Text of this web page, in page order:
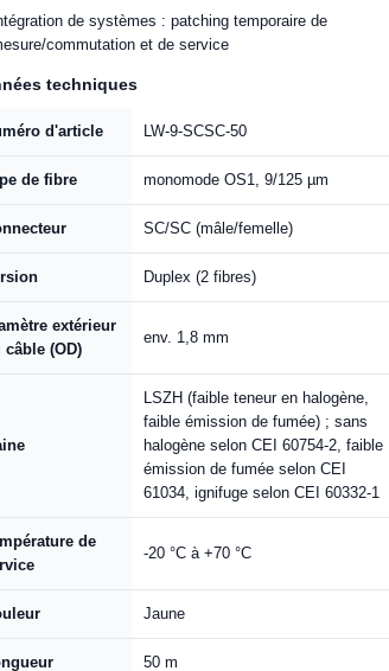
de systèmes : patching temporaire de
commutation et de service
techniques
d'article LW-9-SCSC-50
de fibre monomode OS1, 9/125 µm
SC/SC (mâle/femelle)
Duplex (2 fibres)
extérieur
câble (OD)
env. 1,8 mm
LSZH (faible teneur en halogène,
faible émission de fumée) ; sans
halogène selon CEI 60754-2, faible
émission de fumée selon CEI
61034, ignifuge selon CEI 60332-1
de
-20 °C à +70 °C
Jaune
50 m